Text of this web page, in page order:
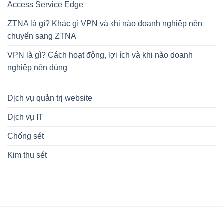
Access Service Edge
ZTNA là gì? Khác gì VPN và khi nào doanh nghiệp nên
chuyển sang ZTNA
VPN là gì? Cách hoạt động, lợi ích và khi nào doanh
nghiệp nên dùng
Dịch vụ quản trị website
Dịch vụ IT
Chống sét
Kim thu sét